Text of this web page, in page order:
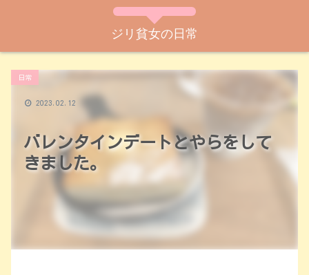
ジリ貧女の日常
バレンタインデートとやらをして
きました。
日常
2023.02.12